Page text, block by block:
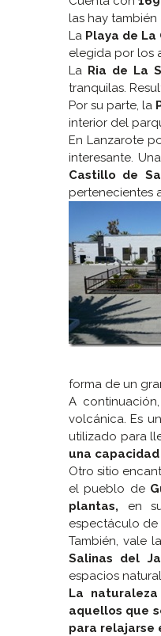
las hay
La Playa de La
elegida por los
La Ria de La
tranquilas.
Por su parte, la
interior del
En Lanzarote
interesante.
Castillo de
pertenecientes
forma de un
A
volcánica. Es
utilizado para
una
Otro sitio
el pueblo de
plantas, en
espectáculo de
También, vale
Salinas del
espacios
La
aquellos que
para relajarse